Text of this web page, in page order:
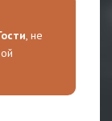
, не